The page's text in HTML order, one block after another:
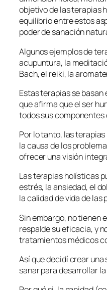
objetivo de las terapias
equilibrio entre estos
poder de sanación
Algunos ejemplos de
acupuntura, la
Bach, el reiki, la
Estas terapias se
que afirma que el ser
todos sus
Por lo tanto, las
la causa de los
ofrecer una visión
Las terapias holísticas
estrés, la ansiedad, el
la calidad de vida de las
Sin embargo, no tienen
respalde su eficacia, y
tratamientos médicos
Así que decidí crear
sanar para desarrollar